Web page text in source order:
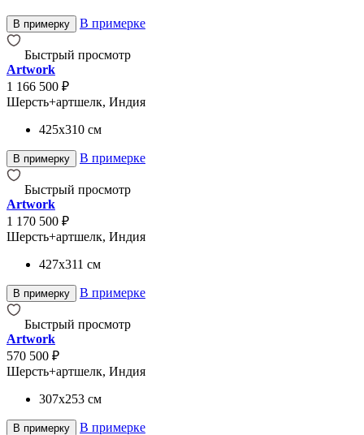
В примерку В примерке
Быстрый просмотр
Artwork
1 166 500 ₽
Шерсть+артшелк, Индия
425x310 см
В примерку В примерке
Быстрый просмотр
Artwork
1 170 500 ₽
Шерсть+артшелк, Индия
427x311 см
В примерку В примерке
Быстрый просмотр
Artwork
570 500 ₽
Шерсть+артшелк, Индия
307x253 см
В примерку В примерке